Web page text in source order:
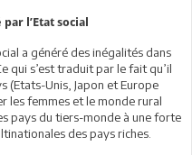
l’Etat social
a généré des inégalités dans
qui s’est traduit par le fait qu’il
(Etats-Unis, Japon et Europe
les femmes et le monde rural
pays du tiers-monde à une forte
des pays riches.